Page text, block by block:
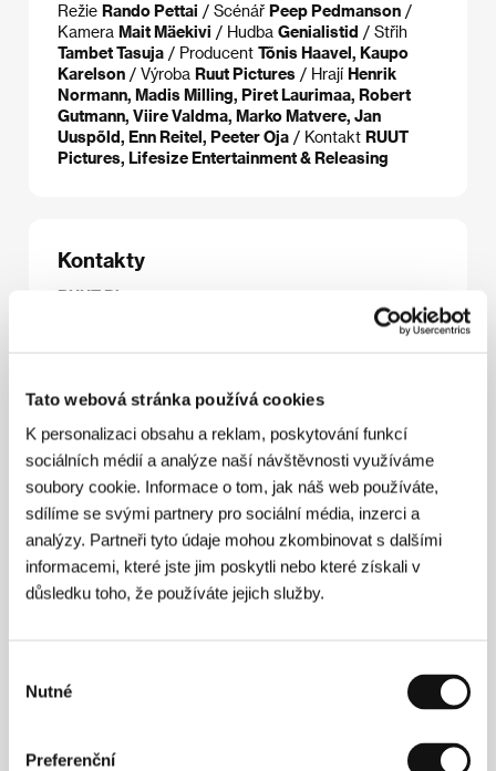
Tato webová stránka používá cookies
K personalizaci obsahu a reklam, poskytování funkcí
sociálních médií a analýze naší návštěvnosti využíváme
soubory cookie. Informace o tom, jak náš web používáte,
sdílíme se svými partnery pro sociální média, inzerci a
analýzy. Partneři tyto údaje mohou zkombinovat s dalšími
informacemi, které jste jim poskytli nebo které získali v
důsledku toho, že používáte jejich služby.
souhlasu
Nutné
Preferenční
Režie Rando Pettai / Scénář Peep Pedmanson /
Kamera Mait Mäekivi / Hudba Genialistid / Střih
Tambet Tasuja / Producent Tõnis Haavel, Kaupo
Karelson / Výroba Ruut Pictures / Hrají Henrik
Normann, Madis Milling, Piret Laurimaa, Robert
Gutmann, Viire Valdma, Marko Matvere, Jan
Uuspõld, Enn Reitel, Peeter Oja / Kontakt RUUT
Pictures, Lifesize Entertainment & Releasing
Kontakty
RUUT Pictures
E-mail:ruut@ruut.com
194 Elmwood Drive, Suite 2, NJ 07054, Parsippany
Spojené státy americké
Tel: +1 973 884 4884
Fax: +1 973 428 9550
info@lifesizeentertainment.com